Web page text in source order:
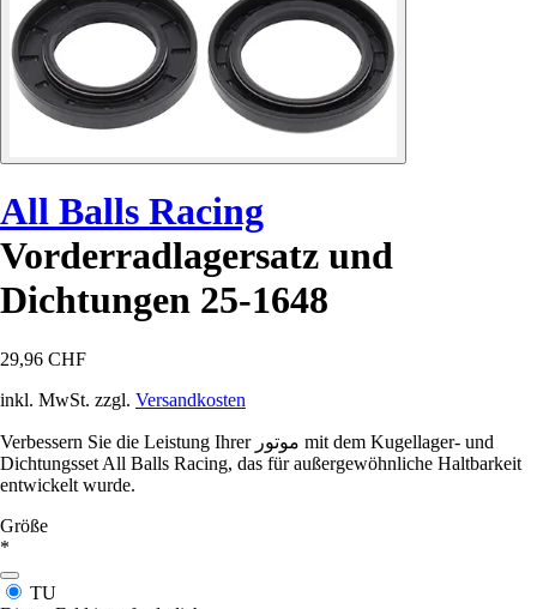
All Balls Racing
Vorderradlagersatz und
Dichtungen 25-1648
29,96 CHF
inkl. MwSt. zzgl. Versandkosten
Verbessern Sie die Leistung Ihrer موتور mit dem Kugellager- und
Dichtungsset All Balls Racing, das für außergewöhnliche Haltbarkeit
entwickelt wurde.
Größe
*
TU